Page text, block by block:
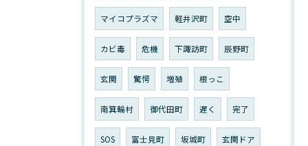
マイコプラズマ 軽井沢町 空中
カビ毒 危機 下諏訪町 辰野町
玄関 驚愕 増殖 根っこ
南箕輪村 御代田町 遅く 完了
SOS 富士見町 坂城町 玄関ドア